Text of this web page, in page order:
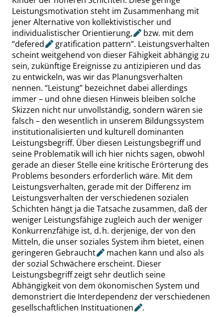
Leistungsmotivation steht im Zusammenhang mit
jener Alternative von kollektivistischer und
individualistischer Orientierung,
bzw. mit dem
“defered gratification pattern”. Leistungsverhalten
scheint weitgehend von dieser Fähigkeit abhängig zu
sein, zukünftige Ereignisse zu antizipieren und das
zu entwickeln, was wir das Planungsverhalten
nennen. “Leistung” bezeichnet dabei allerdings
immer – und ohne diesen Hinweis bleiben solche
Skizzen nicht nur unvollständig, sondern wären sie
falsch – den wesentlich in unserem Bildungssystem
institutionalisierten und kulturell dominanten
Leistungsbegriff. Über diesen Leistungsbegriff und
seine Problematik will ich hier nichts sagen, obwohl
gerade an dieser Stelle eine kritische Erörterung des
Problems besonders erforderlich wäre. Mit dem
Leistungsverhalten, gerade mit der Differenz im
Leistungsverhalten der verschiedenen sozialen
Schichten hängt ja die Tatsache zusammen, daß der
weniger Leistungsfähige zugleich auch der weniger
Konkurrenzfähige ist, d. h. derjenige, der von den
Mitteln, die unser soziales System ihm bietet, einen
geringeren Gebraucht
machen kann und also als
der sozial Schwächere erscheint. Dieser
Leistungsbegriff zeigt sehr deutlich seine
Abhängigkeit von dem ökonomischen System und
demonstriert die Interdependenz der verschiedenen
gesellschaftlichen Instituationen
.